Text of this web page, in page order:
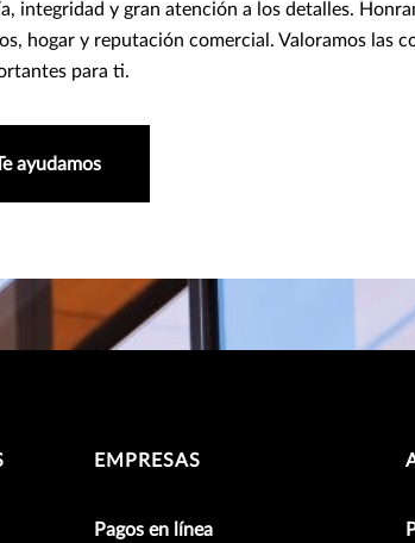
integridad y gran atención a los detalles.
hogar y reputación comercial. Valoramos las
para ti.
ayudamos
EMPRESAS
Pagos en línea